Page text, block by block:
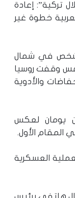
تركية”: إعادة
خطوة غير
يعتمد 4.1 مليون شخص في شمال
وقفت روسيا
والأدوية
يومان لعكس
المقام الأول.
العسكرية